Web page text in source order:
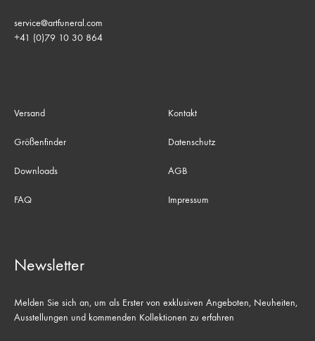
service@artfuneral.com
+41 (0)79 10 30 864
Versand
Größenfinder
Downloads
FAQ
Kontakt
Datenschutz
AGB
Impressum
Newsletter
Melden Sie sich an, um als Erster von exklusiven Angeboten, Neuheiten,
Ausstellungen und kommenden Kollektionen zu erfahren